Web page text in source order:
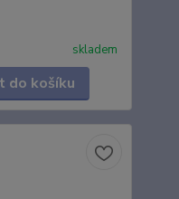
skladem
do košíku